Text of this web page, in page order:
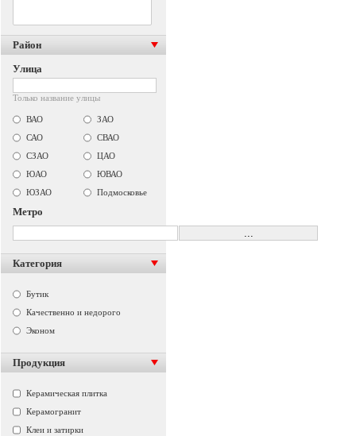
Район
Улица
Только название улицы
ВАО
ЗАО
САО
СВАО
СЗАО
ЦАО
ЮАО
ЮВАО
ЮЗАО
Подмосковье
Метро
Категория
Бутик
Качественно и недорого
Эконом
Продукция
Керамическая плитка
Керамогранит
Клеи и затирки